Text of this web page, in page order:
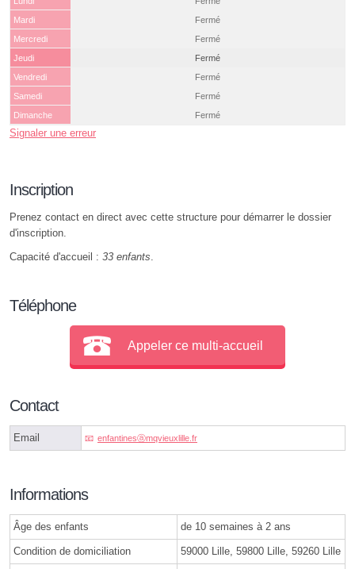
Mardi
Fermé
Mercredi
Fermé
Jeudi
Fermé
Vendredi
Fermé
Samedi
Fermé
Dimanche
Fermé
Signaler une erreur
Inscription
Prenez contact en direct avec cette structure pour démarrer le dossier
d'inscription.
Capacité d'accueil : 33 enfants.
Téléphone
Appeler ce multi-accueil
Contact
Email enfantinesⓐmqvieuxlille.fr
Informations
Âge des enfants de 10 semaines à 2 ans
Condition de domiciliation 59000 Lille, 59800 Lille, 59260 Lille